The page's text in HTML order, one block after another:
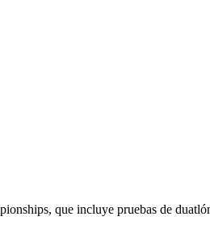
que incluye pruebas de